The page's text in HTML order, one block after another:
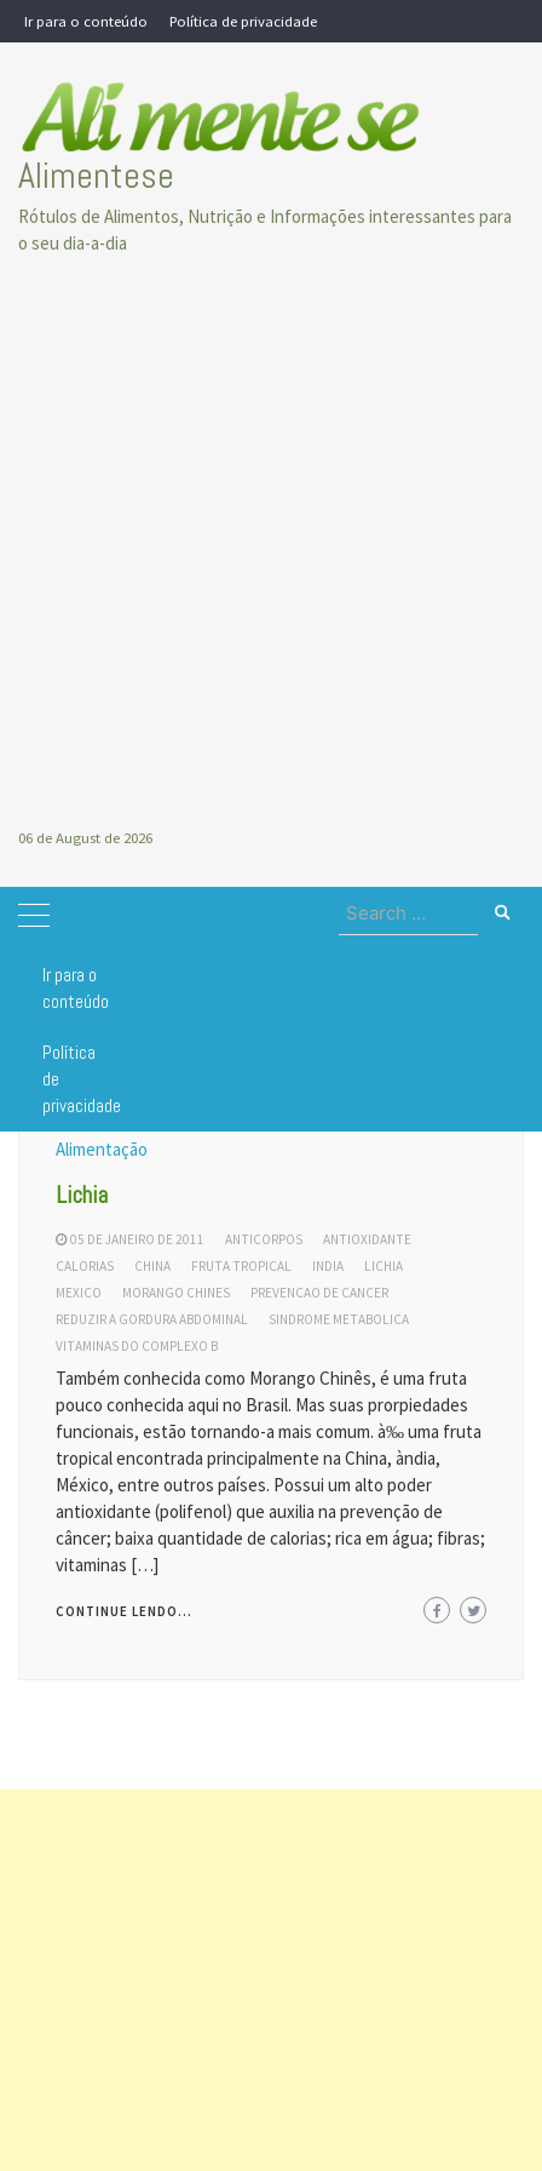
Skip
to
Ir para o conteúdo Política de privacidade
Alimentese
Rótulos de Alimentos, Nutrição e Informações interessantes para
o seu dia-a-dia
06 de August de 2026
Ir para o
conteúdo
Política
de
privacidade
Search
for:
Home india
india
Alimentação
Lichia
05 DE JANEIRO DE 2011 ANTICORPOS
ANTIOXIDANTE
CALORIAS
CHINA FRUTA TROPICAL INDIA
LICHIA
MEXICO
MORANGO CHINES
PREVENCAO DE CANCER
REDUZIR A GORDURA ABDOMINAL
SINDROME METABOLICA
VITAMINAS DO COMPLEXO B
Também conhecida como Morango Chinês, é uma fruta
pouco conhecida aqui no Brasil. Mas suas prorpiedades
funcionais, estão tornando-a mais comum. à‰ uma fruta
tropical encontrada principalmente na China, àndia,
México, entre outros países. Possui um alto poder
antioxidante (polifenol) que auxilia na prevenção de
câncer; baixa quantidade de calorias; rica em água; fibras;
vitaminas […]
CONTINUE LENDO...